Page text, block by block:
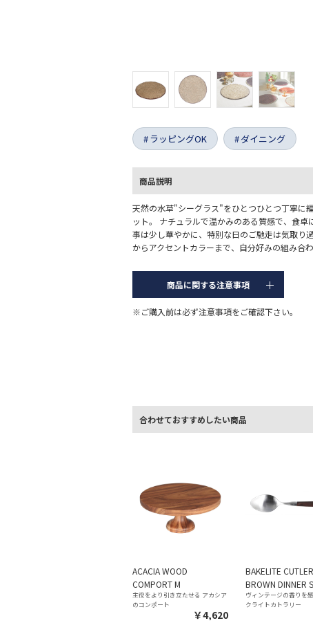
ラッピングOK ダイニング
商品説明
天然の水草"シーグラス"をひとつひとつ丁寧に
ット。 ナチュラルで温かみのある質感で、食
事は少し華やかに、特別な日のご馳走は気取り
からアクセントカラーまで、自分好みの組み合
商品に関する注意事項
※ご購入前は必ず注意事項をご確認下さい。
合わせておすすめしたい商品
ACACIA WOOD
COMPORT M
主役をより引き立たせる アカシア
のコンポート
￥4,620
BAKELITE
BROWN DINNER
ヴィンテージの香りを
クライトカトラリー